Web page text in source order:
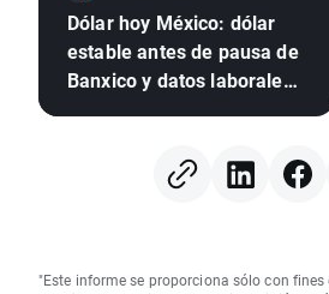
Dólar hoy México: dólar
estable antes de pausa de
Banxico y datos laborales
"Este informe se proporciona sólo con